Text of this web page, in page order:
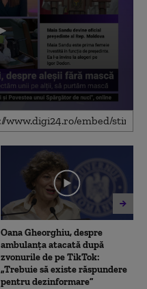
Oana Gheorghiu, despre
ambulanța atacată după
zvonurile de pe TikTok:
„Trebuie să existe răspundere
pentru dezinformare”